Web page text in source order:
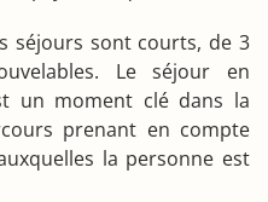
séjours sont courts, de 3
Le séjour en
un moment clé dans la
prenant en compte
la personne est